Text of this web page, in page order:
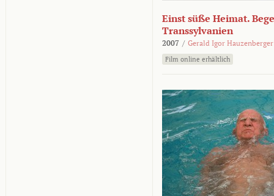
Einst süße Heimat.
Transsylvanien
2007 / Gerald Igor Hauzenberger
Film online erhältlich